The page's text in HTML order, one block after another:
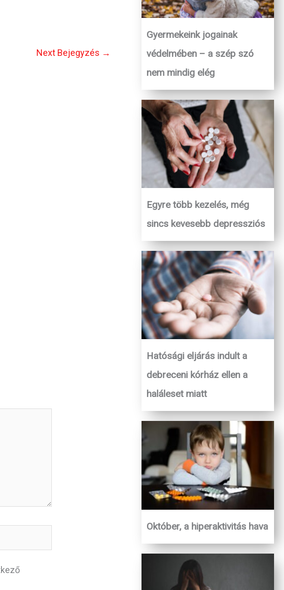
Next Bejegyzés →
Gyermekeink jogainak
védelmében – a szép szó
nem mindig elég
Egyre több kezelés, még
sincs kevesebb depressziós
Hatósági eljárás indult a
debreceni kórház ellen a
haláleset miatt
Október, a hiperaktivitás hava